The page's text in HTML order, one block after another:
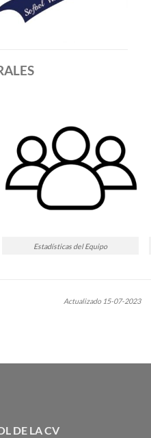
Estadísticas del Equipo
Actualizado 15-07-2023
DE LA CV